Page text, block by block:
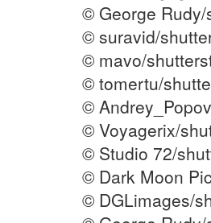
© George
© suravid/
© mavo/
© tomertu/
©
© Voyagerix/
© Studio 72/
© Dark Moon
© DGLimages/